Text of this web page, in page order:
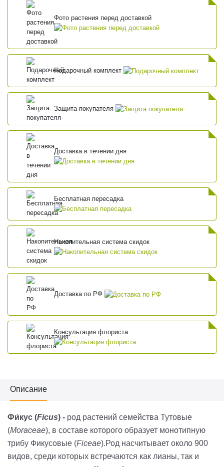
Фото растения перед доставкой
Подарочный комплект
Защита покупателя
Доставка в течении дня
Бесплатная пересадка
Накопительная система скидок
Доставка по РФ
Консультация флориста
Описание
Фи́кус (Ficus) - род растений семейства Тутовые
(Moraceae), в составе которого образует монотипную
трибу Фикусовые (Ficeae).Род насчитывает около 900
видов, среди которых встречаются как лианы, так и